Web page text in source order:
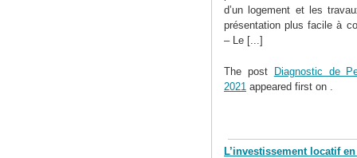
d’un logement et les
présentation plus facile à
– Le [...]
The post
Diagnostic de
2021 appeared first on .
L’investissement locatif